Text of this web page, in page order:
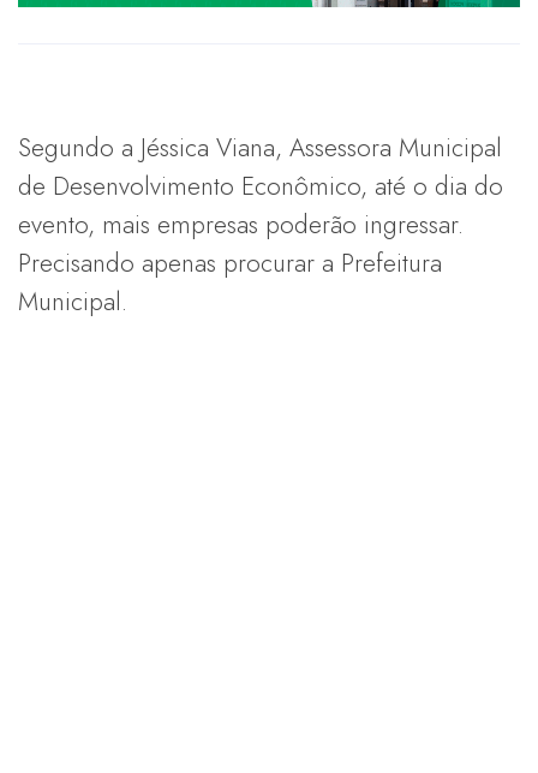
Segundo a Jéssica Viana, Assessora Municipal
de Desenvolvimento Econômico, até o dia do
evento, mais empresas poderão ingressar.
Precisando apenas procurar a Prefeitura
Municipal.